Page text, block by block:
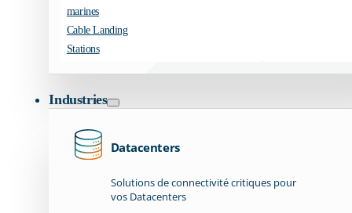
marines
Cable Landing
Stations
Industries
Datacenters
Solutions de connectivité critiques pour
vos Datacenters